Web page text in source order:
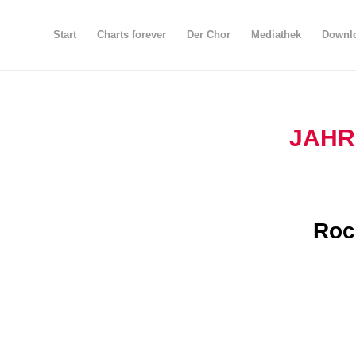
Start Charts forever Der Chor Mediathek